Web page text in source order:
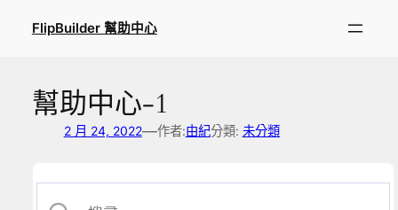
FlipBuilder 幫助中心
幫助中心-1
2 月 24, 2022—作者:由紀分類: 未分類